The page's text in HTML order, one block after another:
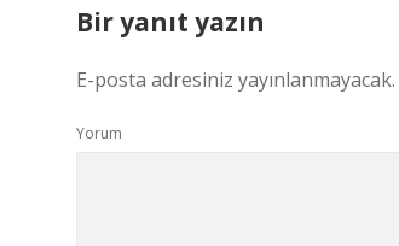
Bir yanıt yazın
E-posta adresiniz yayınlanmayacak.
Yorum